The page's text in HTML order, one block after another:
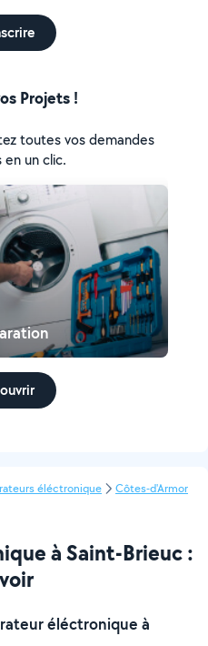
Projets !
toutes vos demandes
en un clic.
éléctronique
Côtes-d'Armor
à Saint-Brieuc :
éléctronique à